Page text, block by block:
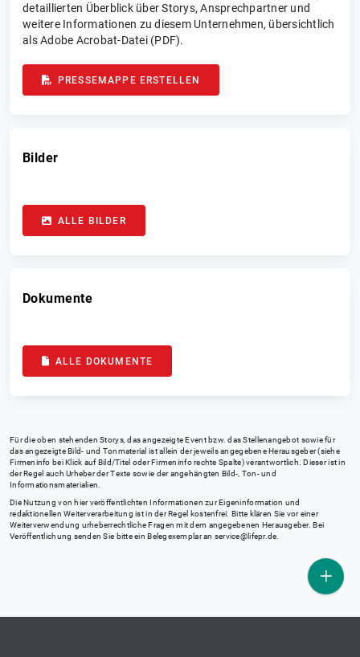
detaillierten Überblick über Storys, Ansprechpartner und
weitere Informationen zu diesem Unternehmen, übersichtlich
als Adobe Acrobat-Datei (PDF).
PRESSEMAPPE ERSTELLEN
Bilder
ALLE BILDER
Dokumente
ALLE DOKUMENTE
Für die oben stehenden Storys, das angezeigte Event bzw. das Stellenangebot sowie für
das angezeigte Bild- und Tonmaterial ist allein der jeweils angegebene Herausgeber (siehe
Firmeninfo bei Klick auf Bild/Titel oder Firmeninfo rechte Spalte) verantwortlich. Dieser ist in
der Regel auch Urheber der Texte sowie der angehängten Bild-, Ton- und
Informationsmaterialien.
Die Nutzung von hier veröffentlichten Informationen zur Eigeninformation und
redaktionellen Weiterverarbeitung ist in der Regel kostenfrei. Bitte klären Sie vor einer
Weiterverwendung urheberrechtliche Fragen mit dem angegebenen Herausgeber. Bei
Veröffentlichung senden Sie bitte ein Belegexemplar an service@lifepr.de